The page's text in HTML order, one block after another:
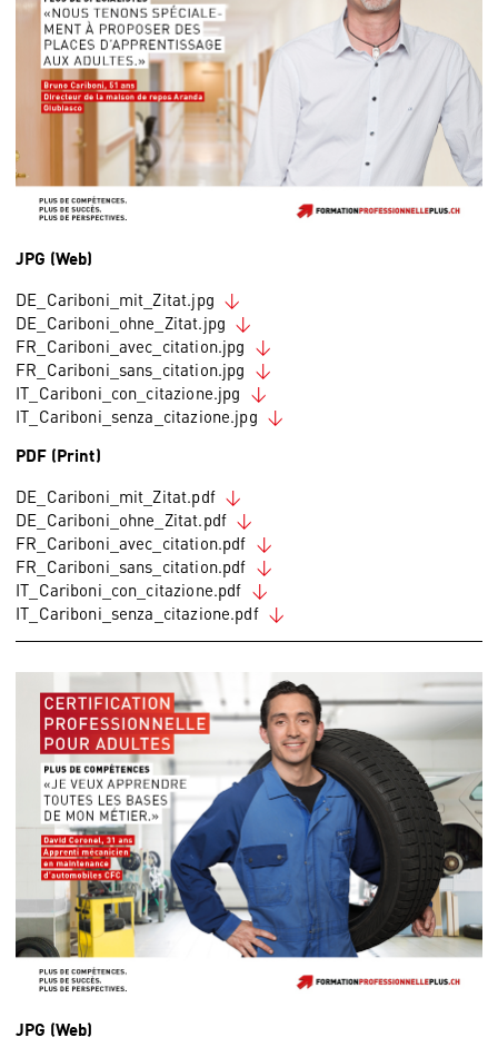
JPG (Web)
DE_Cariboni_mit_Zitat.jpg
DE_Cariboni_ohne_Zitat.jpg
FR_Cariboni_avec_citation.jpg
FR_Cariboni_sans_citation.jpg
IT_Cariboni_con_citazione.jpg
IT_Cariboni_senza_citazione.jpg
PDF (Print)
DE_Cariboni_mit_Zitat.pdf
DE_Cariboni_ohne_Zitat.pdf
FR_Cariboni_avec_citation.pdf
FR_Cariboni_sans_citation.pdf
IT_Cariboni_con_citazione.pdf
IT_Cariboni_senza_citazione.pdf
JPG (Web)